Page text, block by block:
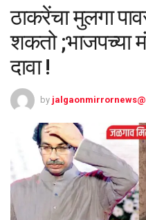
ठाकरेंचा मुलगा
शकतो ;भाजपच्या
दावा !
by